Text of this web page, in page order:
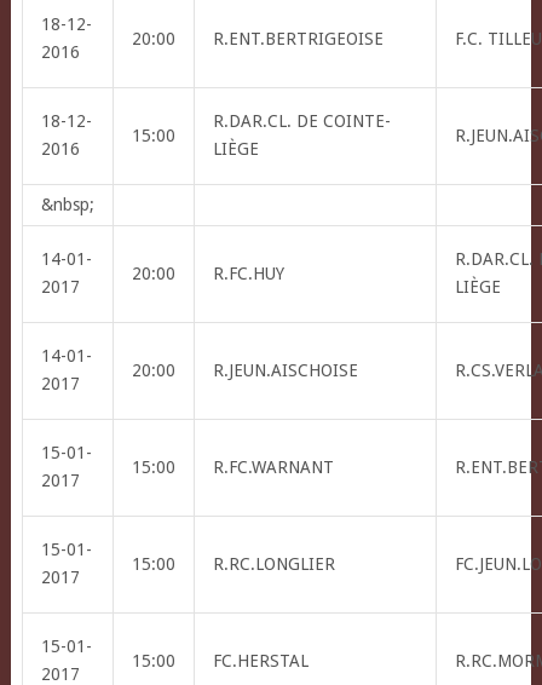
18-12-
2016
20:00 R.ENT.BERTRIGEOISE F.C.
18-12-
2016
15:00
R.DAR.CL. DE COINTE-
LIÈGE
&nbsp;
14-01-
2017
20:00 R.FC.HUY
R.DAR.CL.
LIÈGE
14-01-
2017
20:00 R.JEUN.AISCHOISE
15-01-
2017
15:00 R.FC.WARNANT
15-01-
2017
15:00 R.RC.LONGLIER
15-01-
2017
15:00 FC.HERSTAL